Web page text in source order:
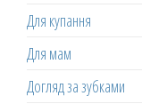
Для купання
Для мам
Догляд за зубками